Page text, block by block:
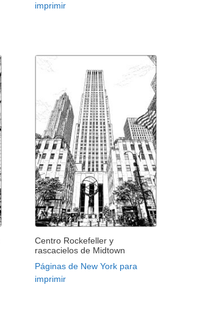
imprimir
Centro Rockefeller y
rascacielos de Midtown
Páginas de New York para
imprimir